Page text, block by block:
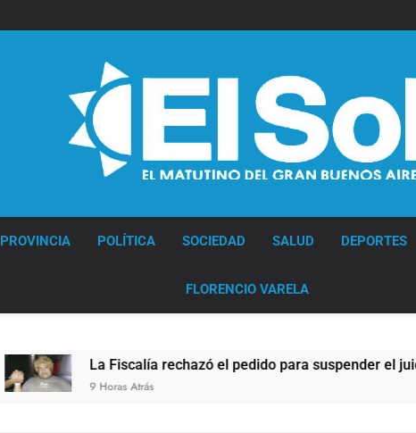
PROVINCIA POLÍTICA SOCIEDAD SALUD DEPORTES
FLORENCIO VARELA
La Fiscalía rechazó el pedido para suspender el juicio
9 Horas Atrás